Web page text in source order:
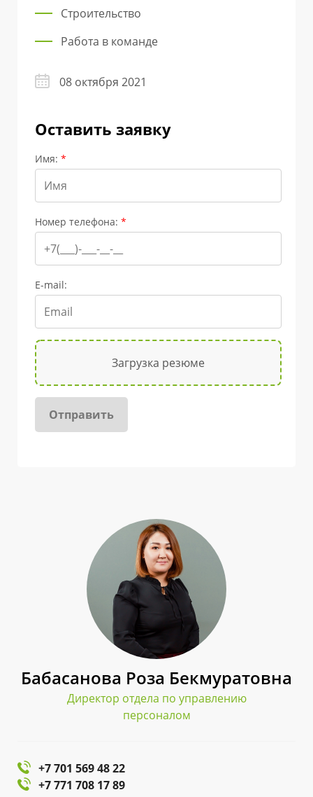
Строительство
Работа в команде
08 октября 2021
Оставить заявку
Имя: *
Номер телефона: *
E-mail:
Загрузка резюме
Отправить
Бабасанова Роза Бекмуратовна
Директор отдела по управлению
персоналом
+7 701 569 48 22
+7 771 708 17 89